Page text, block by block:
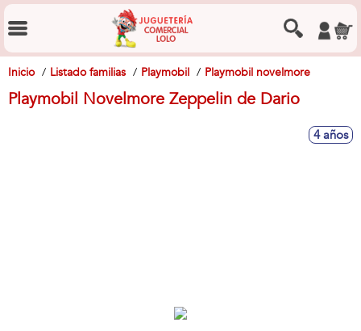
Inicio Listado familias Playmobil Playmobil novelmore
Playmobil Novelmore Zeppelin de Dario
4 años